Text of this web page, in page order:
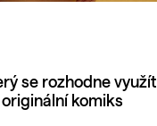
se rozhodne využít
komiks